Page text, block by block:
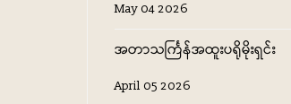
May 04 2026
အတာသင်္ကြန်အထူးပရိုမိုးရှင်း
April 05 2026